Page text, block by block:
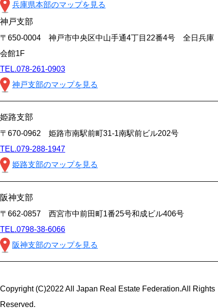
兵庫県本部のマップを見る
神戸支部
〒650-0004 神戸市中央区中山手通4丁目22番4号 全日兵庫
会館1F
TEL.078-261-0903
神戸支部のマップを見る
姫路支部
〒670-0962 姫路市南駅前町31-1南駅前ビル202号
TEL.079-288-1947
姫路支部のマップを見る
阪神支部
〒662-0857 西宮市中前田町1番25号和成ビル406号
TEL.0798-38-6066
阪神支部のマップを見る
Copyright (C)2022 All Japan Real Estate Federation.All Rights
Reserved.